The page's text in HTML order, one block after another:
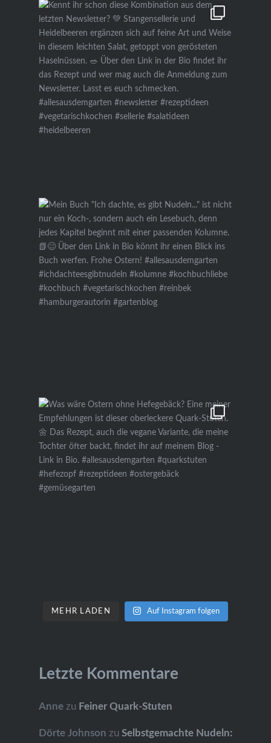
MEHR LADEN Auf Instagram folgen
Letzte Kommentare
Annezu Feiner Quark-Stuten
Dörte Johnson zu Selbstgemachte Nudeln: